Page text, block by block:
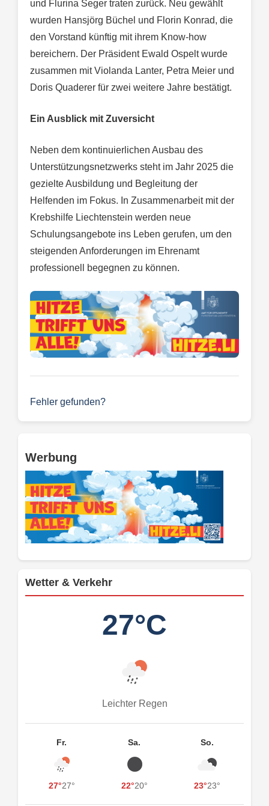
und Flurina Seger traten zurück. Neu gewählt
wurden Hansjörg Büchel und Florin Konrad, die
den Vorstand künftig mit ihrem Know-how
bereichern. Der Präsident Ewald Ospelt wurde
zusammen mit Violanda Lanter, Petra Meier und
Doris Quaderer für zwei weitere Jahre bestätigt.
Ein Ausblick mit Zuversicht
Neben dem kontinuierlichen Ausbau des
Unterstützungsnetzwerks steht im Jahr 2025 die
gezielte Ausbildung und Begleitung der
Helfenden im Fokus. In Zusammenarbeit mit der
Krebshilfe Liechtenstein werden neue
Schulungsangebote ins Leben gerufen, um den
steigenden Anforderungen im Ehrenamt
professionell begegnen zu können.
Fehler gefunden?
Werbung
Wetter & Verkehr
27°C
Leichter Regen
Fr.
27°27°
Sa.
22°20°
So.
23°23°